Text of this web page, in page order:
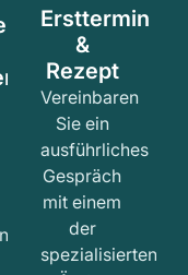
Ersttermin
&
Rezept
Vereinbaren
Sie ein
ausführliches
Gespräch
mit einem
der
spezialisierten